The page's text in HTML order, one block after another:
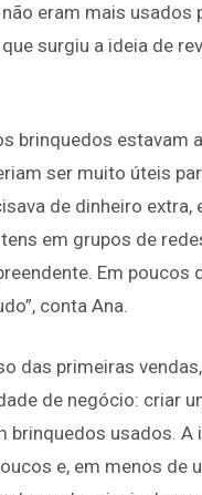
eram mais usados
surgiu a ideia de
brinquedos estavam
ser muito úteis
de dinheiro extra,
em grupos de
Em poucos
conta Ana.
das primeiras
de negócio: criar
brinquedos usados. A
e, em menos de